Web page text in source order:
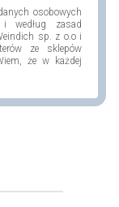
osobowych
według zasad
sp. z o.o i
ze sklepów
że w każdej